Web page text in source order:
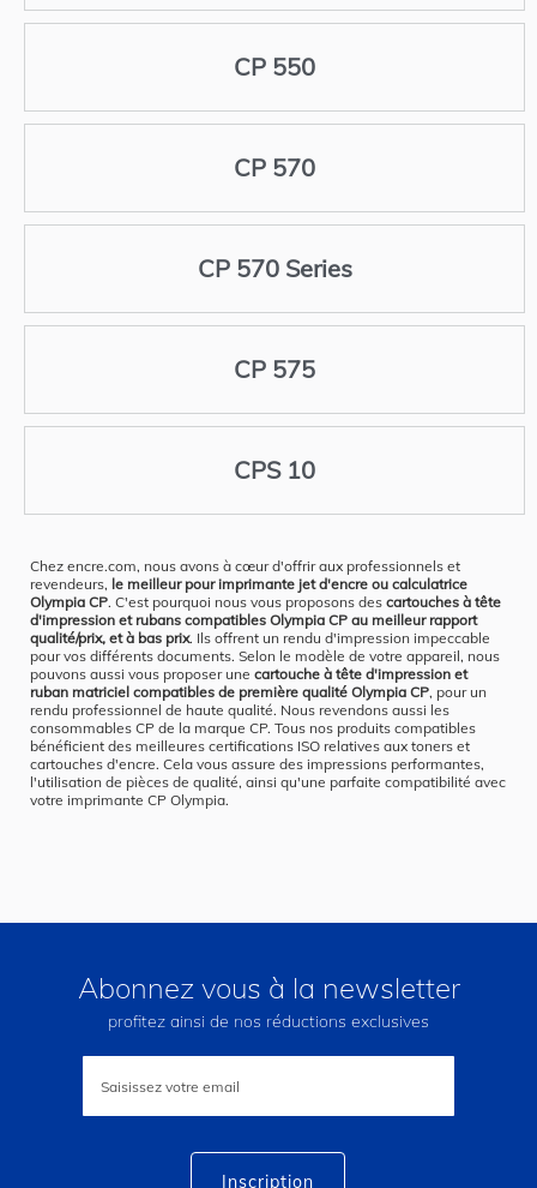
CP 550
CP 570
CP 570 Series
CP 575
CPS 10
Chez encre.com, nous avons à cœur d'offrir aux professionnels et
revendeurs, le meilleur pour imprimante jet d'encre ou calculatrice
Olympia CP. C'est pourquoi nous vous proposons des cartouches à tête
d'impression et rubans compatibles Olympia CP au meilleur rapport
qualité/prix, et à bas prix. Ils offrent un rendu d'impression impeccable
pour vos différents documents. Selon le modèle de votre appareil, nous
pouvons aussi vous proposer une cartouche à tête d'impression et
ruban matriciel compatibles de première qualité Olympia CP, pour un
rendu professionnel de haute qualité. Nous revendons aussi les
consommables CP de la marque CP. Tous nos produits compatibles
bénéficient des meilleures certifications ISO relatives aux toners et
cartouches d'encre. Cela vous assure des impressions performantes,
l'utilisation de pièces de qualité, ainsi qu'une parfaite compatibilité avec
votre imprimante CP Olympia.
Abonnez vous à la newsletter
profitez ainsi de nos réductions exclusives
lettre
Inscription